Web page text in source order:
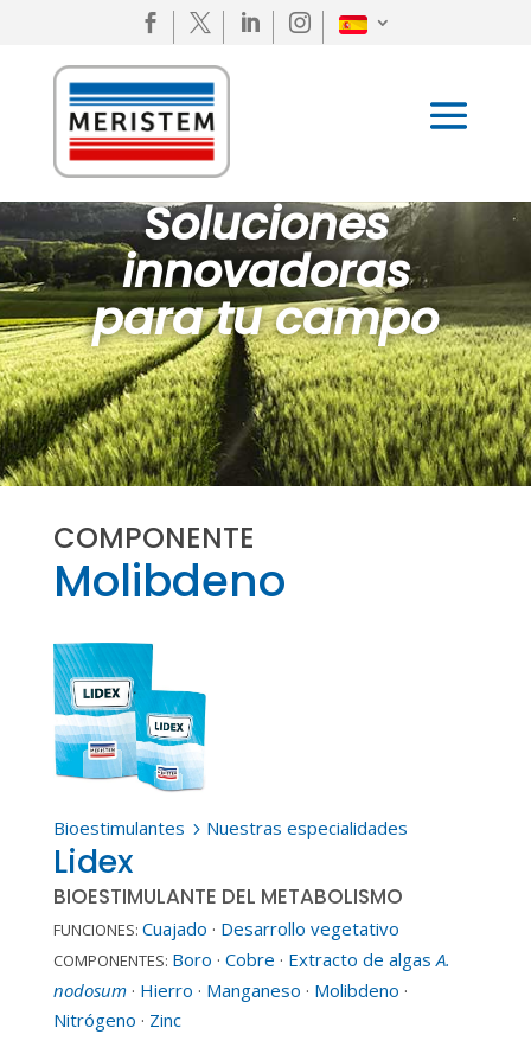
   
Soluciones
innovadoras
para tu campo
COMPONENTE
Molibdeno
Bioestimulantes 5 Nuestras especialidades
Lidex
BIOESTIMULANTE DEL METABOLISMO
FUNCIONES: Cuajado · Desarrollo vegetativo
COMPONENTES: Boro · Cobre · Extracto de algasA.
nodosum· Hierro · Manganeso · Molibdeno ·
Nitrógeno · Zinc